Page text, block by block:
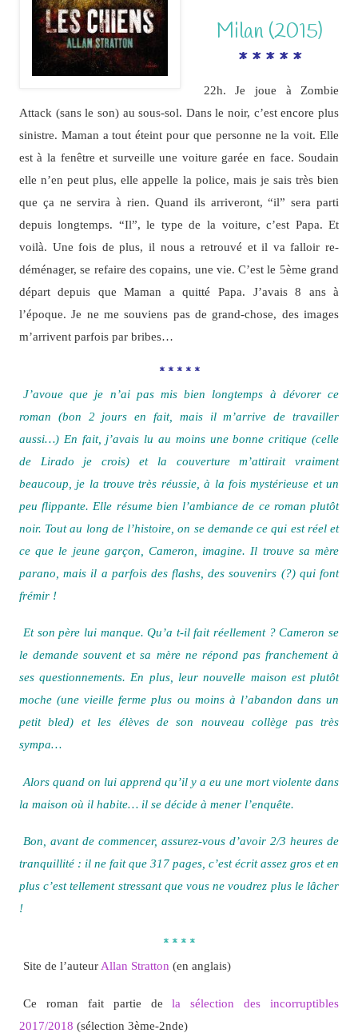
Milan (2015)
* * * * *
22h. Je joue à Zombie
Attack (sans le son) au sous-sol. Dans le noir, c’est encore plus
sinistre. Maman a tout éteint pour que personne ne la voit. Elle
est à la fenêtre et surveille une voiture garée en face. Soudain
elle n’en peut plus, elle appelle la police, mais je sais très bien
que ça ne servira à rien. Quand ils arriveront, “il” sera parti
depuis longtemps. “Il”, le type de la voiture, c’est Papa. Et
voilà. Une fois de plus, il nous a retrouvé et il va falloir re-
déménager, se refaire des copains, une vie. C’est le 5ème grand
départ depuis que Maman a quitté Papa. J’avais 8 ans à
l’époque. Je ne me souviens pas de grand-chose, des images
m’arrivent parfois par bribes…
* * * * *
J’avoue que je n’ai pas mis bien longtemps à dévorer ce
roman (bon 2 jours en fait, mais il m’arrive de travailler
aussi…) En fait, j’avais lu au moins une bonne critique (celle
de Lirado je crois) et la couverture m’attirait vraiment
beaucoup, je la trouve très réussie, à la fois mystérieuse et un
peu flippante. Elle résume bien l’ambiance de ce roman plutôt
noir. Tout au long de l’histoire, on se demande ce qui est réel et
ce que le jeune garçon, Cameron, imagine. Il trouve sa mère
parano, mais il a parfois des flashs, des souvenirs (?) qui font
frémir !
Et son père lui manque. Qu’a t-il fait réellement ? Cameron se
le demande souvent et sa mère ne répond pas franchement à
ses questionnements. En plus, leur nouvelle maison est plutôt
moche (une vieille ferme plus ou moins à l’abandon dans un
petit bled) et les élèves de son nouveau collège pas très
sympa…
Alors quand on lui apprend qu’il y a eu une mort violente dans
la maison où il habite… il se décide à mener l’enquête.
Bon, avant de commencer, assurez-vous d’avoir 2/3 heures de
tranquillité : il ne fait que 317 pages, c’est écrit assez gros et en
plus c’est tellement stressant que vous ne voudrez plus le lâcher
!
* * * *
Site de l’auteur Allan Stratton (en anglais)
Ce roman fait partie dela sélection des incorruptibles
2017/2018 (sélection 3ème-2nde)